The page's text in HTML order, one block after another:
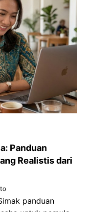
Panduan
Realistis dari
panduan